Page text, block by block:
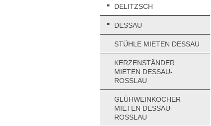
DELITZSCH
DESSAU
STÜHLE MIETEN DESSAU
KERZENSTÄNDER
MIETEN DESSAU-
ROSSLAU
GLÜHWEINKOCHER
MIETEN DESSAU-
ROSSLAU